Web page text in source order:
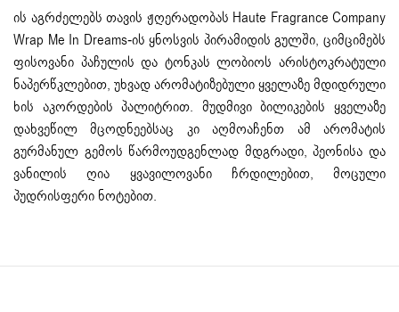
ის აგრძელებს თავის ჟღერადობას Haute Fragrance Company
Wrap Me In Dreams-ის ყნოსვის პირამიდის გულში, ციმციმებს
ფისოვანი პაჩულის და ტონკას ლობიოს არისტოკრატული
ნაპერწკლებით, უხვად არომატიზებული ყველაზე მდიდრული
ხის აკორდების პალიტრით. მუდმივი ბილიკების ყველაზე
დახვეწილ მცოდნეებსაც კი აღმოაჩენთ ამ არომატის
გურმანულ გემოს წარმოუდგენლად მდგრადი, პეონისა და
ვანილის ღია ყვავილოვანი ჩრდილებით, მოცული
პუდრისფერი ნოტებით.